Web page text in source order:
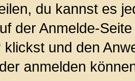
du kannst es
der Anmelde-
klickst und den
anmelden